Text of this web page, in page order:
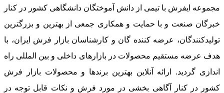
مجموعه ایفرش با تیمی از دانش آموختگان دانشگاهی کشور در کنار
خبرگان صنعت و با حمایت و همکاری جمعی از بهترین و بزرگترین
تولیدکنندگان، عرضه کننده گان و کارشناسان بازار فرش ایران، با
هدف عرضه مستقیم محصولات در بازارهای داخلی و بین المللی راه
اندازی گردید. ارائه آنلاین بهترین برندها و محصولات بازار فرش
کشور در کنار آگاهی بخشی در مورد فرش و نکات قابل توجه در